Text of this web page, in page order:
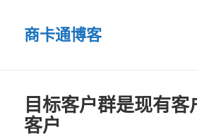
商卡通博客
目标客户群是现有客
客户